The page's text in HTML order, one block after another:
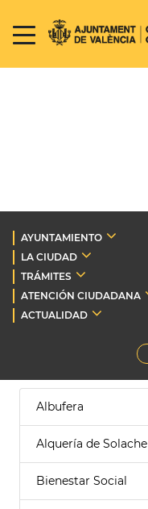
AYUNTAMIENTO
LA CIUDAD
TRÁMITES
ATENCIÓN CIUDADANA
ACTUALIDAD
Albufera
Alquería de Solache
Bienestar Social